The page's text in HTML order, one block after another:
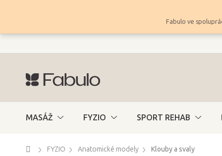
Fabulo ve
MASÁŽ FYZIO SPORT REHAB
DomůFYZIO Anatomické modely Klouby a svaly